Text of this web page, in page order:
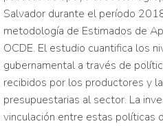
Salvador durante el período
metodología de Estimados de
OCDE. El estudio cuantifica los
gubernamental a través de
recibidos por los productores y
presupuestarias al sector. La
vinculación entre estas políticas